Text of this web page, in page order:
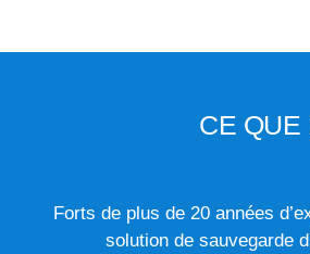
CE QUE
Forts de plus de 20 années
solution de sauvegarde